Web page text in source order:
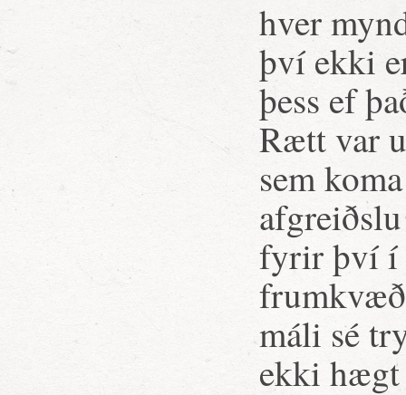
hver
því ekki
þess ef
Rætt var
sem
fyrir því í
máli sé
ekki hægt